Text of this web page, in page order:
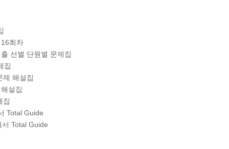
회차
선별 단원별 문제집
집
제 해설집
설집
집
Total Guide
Total Guide